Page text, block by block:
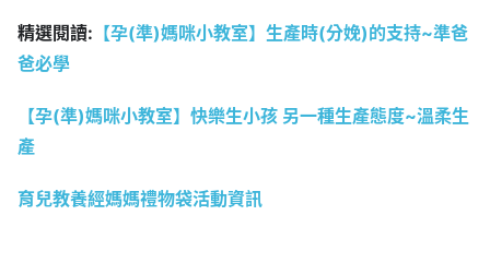
精選閱讀: 【孕(準)媽咪小教室】生產時(分娩)的支持~準爸
爸必學
【孕(準)媽咪小教室】快樂生小孩 另一種生產態度~溫柔生
產
育兒教養經媽媽禮物袋活動資訊